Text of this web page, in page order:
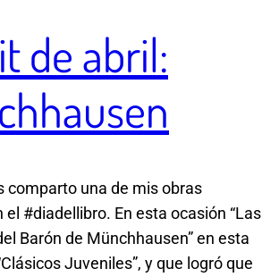
de abril:
comparto una de mis obras
el #diadellibro. En esta ocasión “Las
Barón de Münchhausen” en esta
Juveniles”, y que logró que